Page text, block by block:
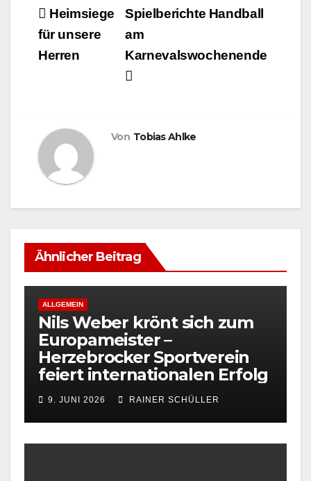
Beitragsnavigation
Spielberichte Handball
am
Karnevalswochenende
Heimsiege
für unsere
Herren
Von Tobias Ahlke
Ähnlicher Beitrag
ALLGEMEIN
Nils Weber krönt sich zum
Europameister –
Herzebrocker Sportverein
feiert internationalen Erfolg
9. JUNI 2026 RAINER SCHÜLLER